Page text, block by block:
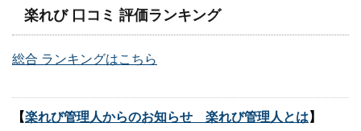
楽れび 口コミ 評価ランキング
総合 ランキングはこちら
【楽れび管理人からのお知らせ 楽れび管理人とは 】